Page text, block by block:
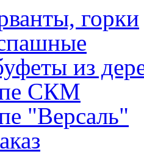
горки
из
СКМ
"Версаль"